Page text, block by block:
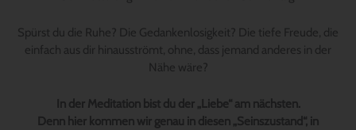
Spürst du die Ruhe? Die Gedankenlosigkeit? Die tiefe Freude, die
einfach aus dir hinausströmt, ohne, dass jemand anderes in der
Nähe wäre?
In der Meditation bist du der „Liebe“ am nächsten.
Denn hier kommen wir genau in diesen „Seinszustand“, in